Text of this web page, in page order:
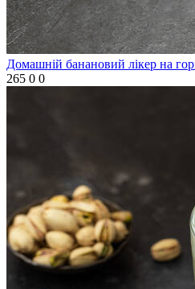
Домашній банановий лікер на
265 0 0